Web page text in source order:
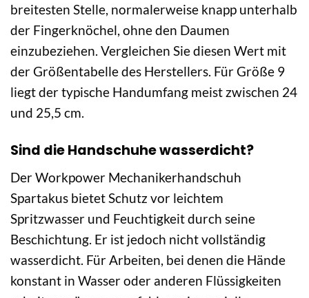
breitesten Stelle, normalerweise knapp unterhalb
der Fingerknöchel, ohne den Daumen
einzubeziehen. Vergleichen Sie diesen Wert mit
der Größentabelle des Herstellers. Für Größe 9
liegt der typische Handumfang meist zwischen 24
und 25,5 cm.
Sind die Handschuhe wasserdicht?
Der Workpower Mechanikerhandschuh
Spartakus bietet Schutz vor leichtem
Spritzwasser und Feuchtigkeit durch seine
Beschichtung. Er ist jedoch nicht vollständig
wasserdicht. Für Arbeiten, bei denen die Hände
konstant in Wasser oder anderen Flüssigkeiten